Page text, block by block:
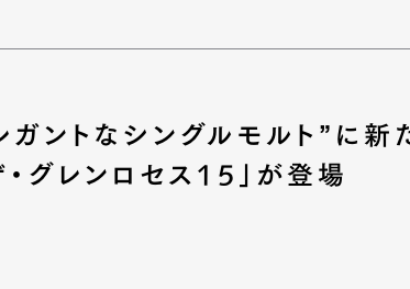
Gourmet
Cars
ントなシングルモルト”に新
・グレンロセス15」が登場